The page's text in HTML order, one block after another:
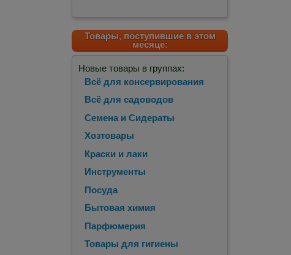
Товары, поступившие в этом
месяце:
Новые товары в группах:
Всё для консервирования
Всё для садоводов
Семена и Сидераты
Хозтовары
Краски и лаки
Инструменты
Посуда
Бытовая химия
Парфюмерия
Товары для гигиены